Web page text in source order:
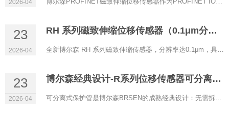
2026-04
23
2026-04
RH 系列磁致伸缩位移传感器（0.1μm分辨率）
23
2026-04
博尔森经典设计-R系列位移传感器可分离式保护管